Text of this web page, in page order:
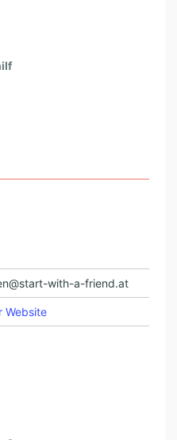
with-a-friend.at
Website